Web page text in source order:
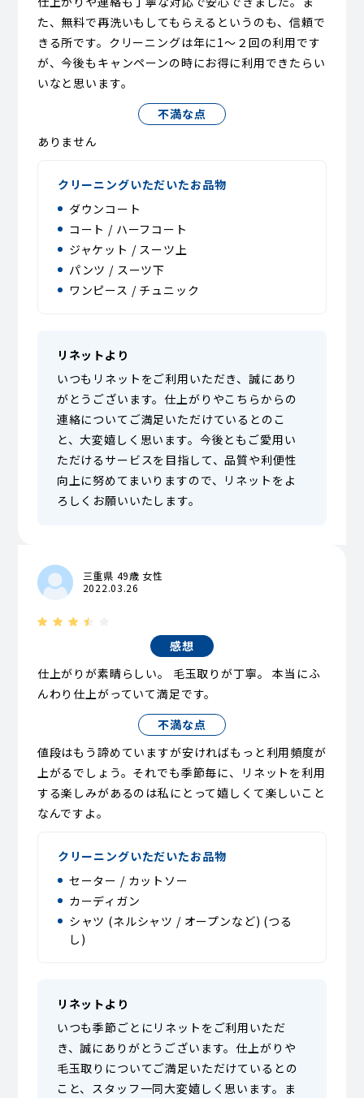
た、無料で再洗いもしてもらえるというのも、信頼で
きる所です。クリーニングは年に1〜２回の利用です
が、今後もキャンペーンの時にお得に利用できたらい
いなと思います。
不満な点
ありません
クリーニングいただいたお品物
ダウンコート
コート / ハーフコート
ジャケット / スーツ上
パンツ / スーツ下
ワンピース / チュニック
リネットより
いつもリネットをご利用いただき、誠にあり
がとうございます。仕上がりやこちらからの
連絡についてご満足いただけているとのこ
と、大変嬉しく思います。今後ともご愛用い
ただけるサービスを目指して、品質や利便性
向上に努めてまいりますので、リネットをよ
ろしくお願いいたします。
三重県 49歳 女性
2022.03.26
感想
仕上がりが素晴らしい。 毛玉取りが丁寧。 本当にふ
んわり仕上がっていて満足です。
不満な点
値段はもう諦めていますが安ければもっと利用頻度が
上がるでしょう。それでも季節毎に、リネットを利用
する楽しみがあるのは私にとって嬉しくて楽しいこと
なんですよ。
クリーニングいただいたお品物
セーター / カットソー
カーディガン
シャツ (ネルシャツ / オープンなど) (つる
し)
リネットより
いつも季節ごとにリネットをご利用いただ
き、誠にありがとうございます。仕上がりや
毛玉取りについてご満足いただけているとの
こと、スタッフ一同大変嬉しく思います。ま